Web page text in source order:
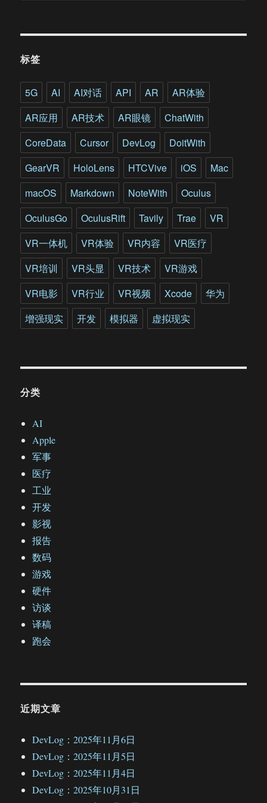
标签
5G AI AI对话 API AR
AR体验
AR应用
AR技术 AR眼镜
ChatWith
CoreData
Cursor DevLog
DoitWith
GearVR
HoloLens HTCVive iOS
Mac
macOS
Markdown NoteWith
Oculus
OculusGo
OculusRift Tavily Trae
VR
VR一体机
VR体验 VR内容
VR医疗
VR培训
VR头显 VR技术
VR游戏
VR电影
VR行业 VR视频 Xcode
华为
增强现实
开发 模拟器 虚拟现实
分类
AI
Apple
军事
医疗
工业
开发
影视
报告
数码
游戏
硬件
访谈
译稿
跑会
近期文章
DevLog：2025年11月6日
DevLog：2025年11月5日
DevLog：2025年11月4日
DevLog：2025年10月31日